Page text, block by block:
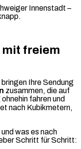
Innenstadt –
freiem
Ihre Sendung
zusammen, die auf
fahren und
nach Kubikmetern,
was es nach
Schritt für Schritt: